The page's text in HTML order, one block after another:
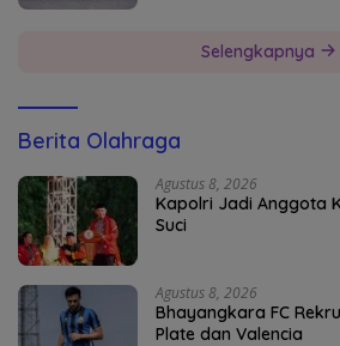
Selengkapnya
Berita Olahraga
Agustus 8, 2026
Kapolri Jadi Anggota
Suci
Agustus 8, 2026
Bhayangkara FC
Plate dan Valencia